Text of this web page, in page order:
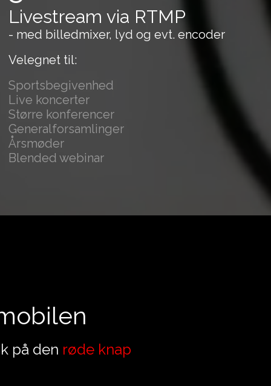
Livestream via RTMP
- med billedmixer, lyd og evt. encoder
Velegnet til:
Sportsbegivenhed
Live koncerter
Større konferencer
Generalforsamlinger
Årsmøder
Blended webinar
på den røde knap